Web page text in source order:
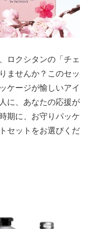
ロクシタンの「チェ
ませんか？このセッ
ケージが愉しいアイ
に、あなたの応援が
期に、お守りパッケ
セットをお選びくだ